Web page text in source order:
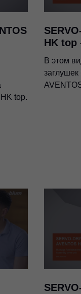
top.
HK top
В этом